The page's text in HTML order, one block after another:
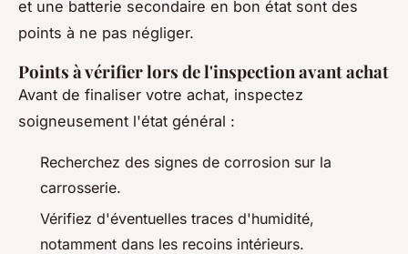
et une batterie secondaire en bon état sont des
points à ne pas négliger.
Points à vérifier lors de l'inspection avant achat
Avant de finaliser votre achat, inspectez
soigneusement l'état général :
Recherchez des signes de corrosion sur la
carrosserie.
Vérifiez d'éventuelles traces d'humidité,
notamment dans les recoins intérieurs.